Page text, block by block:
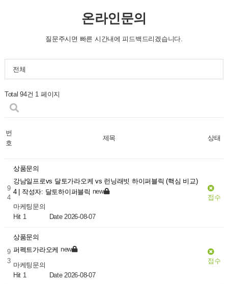
온라인문의
질문주시면 빠른 시간내에 피드백드리겠습니다.
전체
Total 94건 1 페이지
번
호
제목 상태
9
4
상품문의
강남일프로vs 달토가라오케 vs 런닝래빗 하이퍼블릭 (핵심 비교)
4 | 작성자: 달토하이퍼블릭 new
마케팅문의
Hit 1
Date 2026-08-07
접수
9
3
상품문의
퍼펙트가라오케 new
마케팅문의
Hit 1 Date 2026-08-07
접수